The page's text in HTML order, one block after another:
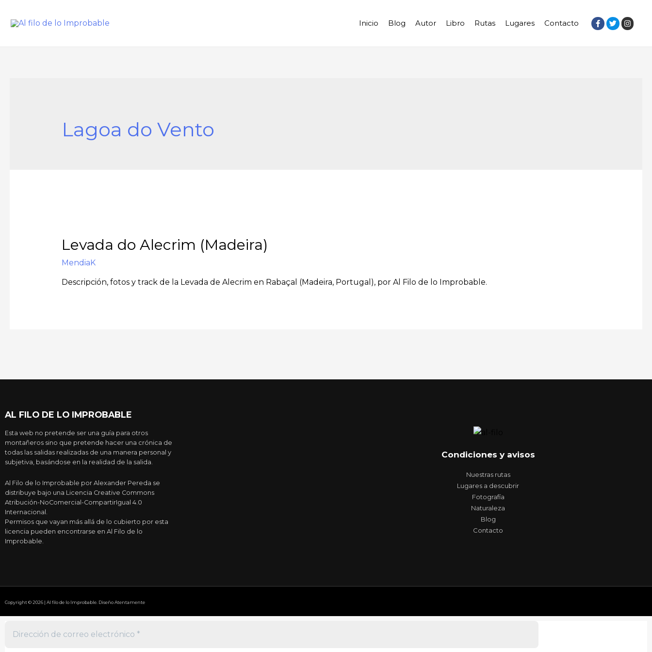
Inicio Blog Autor Libro Rutas Lugares Contacto
Lagoa do Vento
Levada do Alecrim (Madeira)
MendiaK
Descripción, fotos y track de la Levada de Alecrim en Rabaçal (Madeira, Portugal), por Al Filo de lo Improbable.
AL FILO DE LO IMPROBABLE
Esta web no pretende ser una guía para otros
montañeros sino que pretende hacer una crónica de
todas las salidas realizadas de una manera personal y
subjetiva, basándose en la realidad de la salida.
Al Filo de lo Improbable por Alexander Pereda se
distribuye bajo una Licencia Creative Commons
Atribución-NoComercial-CompartirIgual 4.0
Internacional.
Permisos que vayan más allá de lo cubierto por esta
licencia pueden encontrarse en Al Filo de lo
Improbable.
Condiciones y avisos
Nuestras rutas
Lugares a descubrir
Fotografía
Naturaleza
Blog
Contacto
Copyright © 2026 | Al filo de lo Improbable. Diseño Atentamente